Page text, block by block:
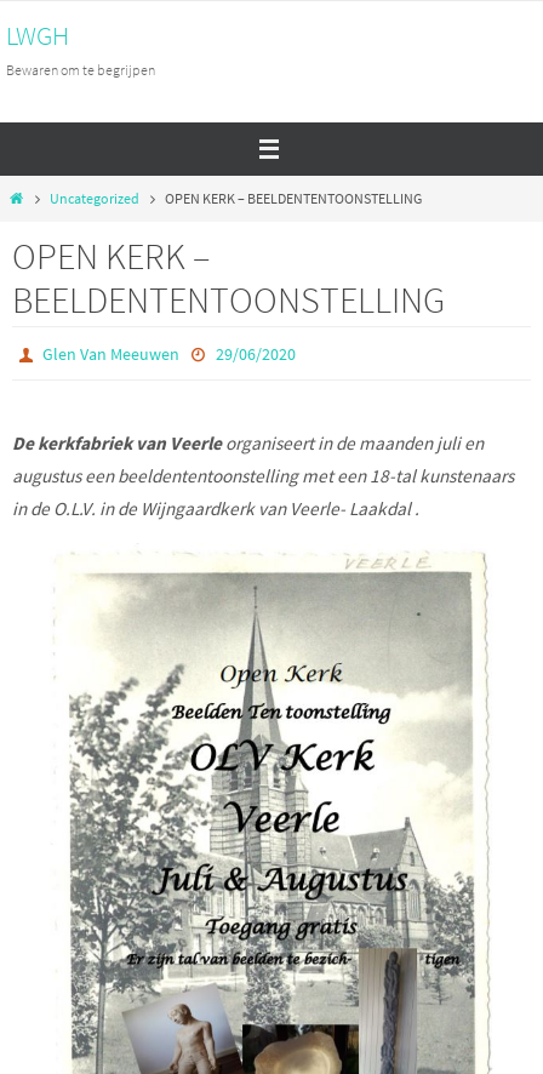
naar
de
LWGH
Bewaren om te begrijpen
HomeUncategorized OPEN KERK – BEELDENTENTOONSTELLING
OPEN KERK –
BEELDENTENTOONSTELLING
Glen Van Meeuwen 29/06/2020
De kerkfabriek van Veerleorganiseert in de maanden juli en
augustus een beeldententoonstelling met een 18-tal kunstenaars
in de O.L.V. in de Wijngaardkerk van Veerle- Laakdal .